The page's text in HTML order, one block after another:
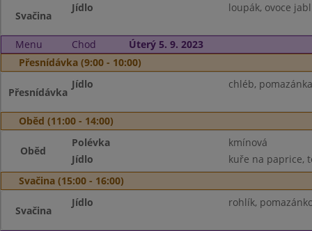
Svačina
Jídlo loupák, ovoce
Menu Chod
Úterý 5. 9. 2023
Přesnídávka (9:00 - 10:00)
Přesnídávka
Jídlo chléb,
Oběd (11:00 - 14:00)
Oběd
Polévka
kmínová
Jídlo
kuře na paprice,
Svačina (15:00 - 16:00)
Svačina
Jídlo rohlík,